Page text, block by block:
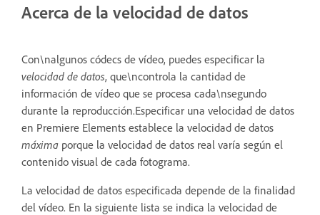
Acerca de la velocidad de datos
Con\nalgunos códecs de vídeo, puedes especificar la
velocidad de datos, que\ncontrola la cantidad de
información de vídeo que se procesa cada\nsegundo
durante la reproducción.Especificar una velocidad de datos
en Premiere Elements establece la velocidad de datos
máxima porque la velocidad de datos real varía según el
contenido visual de cada fotograma.
La velocidad de datos especificada depende de la finalidad
del vídeo. En la siguiente lista se indica la velocidad de